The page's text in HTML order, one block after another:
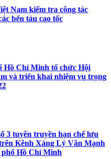
Nam kiểm tra công tác
bến tàu cao tốc
Chí Minh tổ chức Hội
và triển khai nhiệm vụ trọng
3 tuyên truyền hạn chế lưu
Kênh Xáng Lý Văn Mạnh
Hồ Chí Minh